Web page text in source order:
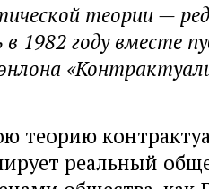
теории —
в 1982 году вместе
теорию
реальный